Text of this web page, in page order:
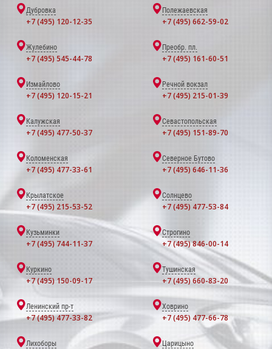
Дубровка
+7 (495) 120-12-35
Полежаевская
+7 (495) 662-59-02
Жулебино
+7 (495) 545-44-78
Преобр. пл.
+7 (495) 161-60-51
Измайлово
+7 (495) 120-15-21
Речной вокзал
+7 (495) 215-01-39
Калужская
+7 (495) 477-50-37
Севастопольская
+7 (495) 151-89-70
Коломенская
+7 (495) 477-33-61
Северное Бутово
+7 (495) 646-11-36
Крылатское
+7 (495) 215-53-52
Солнцево
+7 (495) 477-53-84
Кузьминки
+7 (495) 744-11-37
Строгино
+7 (495) 846-00-14
Куркино
+7 (495) 150-09-17
Тушинская
+7 (495) 660-83-20
Ленинский пр-т
+7 (495) 477-33-82
Ховрино
+7 (495) 477-66-78
Лихоборы Царицыно